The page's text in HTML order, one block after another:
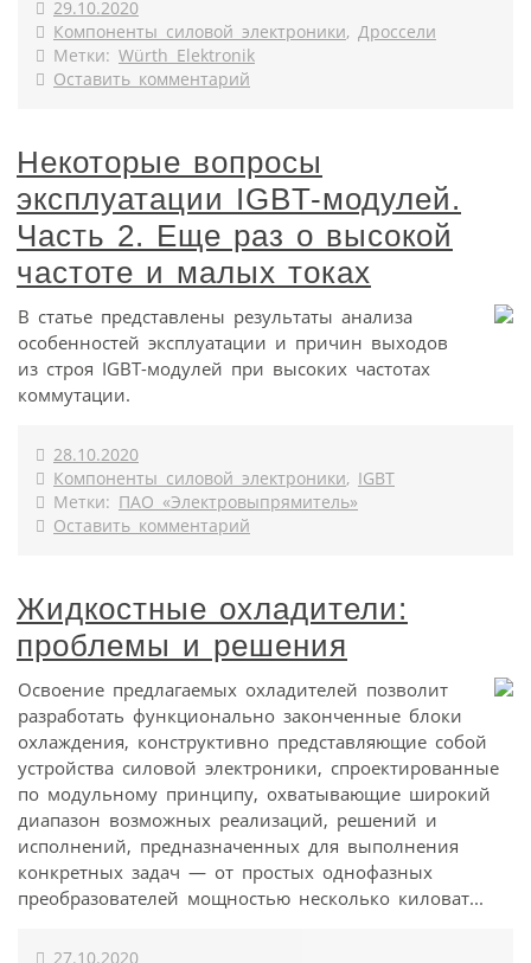
29.10.2020
Компоненты силовой электроники, Дроссели
Метки: Würth Elektronik
Оставить комментарий
Некоторые вопросы
эксплуатации IGBT-модулей.
Часть 2. Еще раз о высокой
частоте и малых токах
В статье представлены результаты анализа
особенностей эксплуатации и причин выходов
из строя IGBT-модулей при высоких частотах
коммутации.
28.10.2020
Компоненты силовой электроники, IGBT
Метки: ПАО «Электровыпрямитель»
Оставить комментарий
Жидкостные охладители:
проблемы и решения
Освоение предлагаемых охладителей позволит
разработать функционально законченные блоки
охлаждения, конструктивно представляющие собой
устройства силовой электроники, спроектированные
по модульному принципу, охватывающие широкий
диапазон возможных реализаций, решений и
исполнений, предназначенных для выполнения
конкретных задач — от простых однофазных
преобразователей мощностью несколько киловат...
27.10.2020